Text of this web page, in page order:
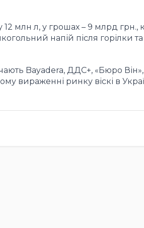
12 млн л, у грошах – 9 млрд
напій після горілки
Bayadera, ДДС+, «Бюро
вираженні ринку віскі в